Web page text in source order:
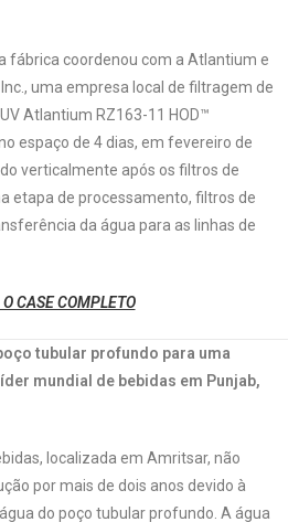
fábrica coordenou com a Atlantium e
uma empresa local de filtragem de
Atlantium RZ163-11 HOD™
espaço de 4 dias, em fevereiro de
verticalmente após os filtros de
etapa de processamento, filtros de
da água para as linhas de
CASE COMPLETO
tubular profundo para uma
mundial de bebidas em Punjab,
localizada em Amritsar, não
por mais de dois anos devido à
do poço tubular profundo. A água